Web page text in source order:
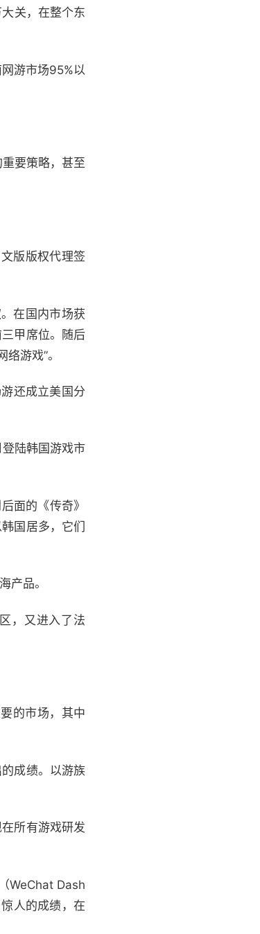
关，在整个东
游市场95%以
要策略，甚至
版版权代理签
在国内市场获
甲席位。随后
游戏”。
还成立美国分
陆韩国游戏市
面的《传奇》
国居多，它们
产品。
，又进入了法
的市场，其中
成绩。以游族
所有游戏研发
WeChat Dash
人的成绩，在